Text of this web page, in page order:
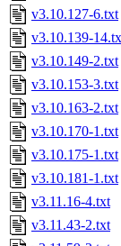
v3.10.127-6.txt
v3.10.139-
v3.10.149-2.txt
v3.10.153-3.txt
v3.10.163-2.txt
v3.10.170-1.txt
v3.10.175-1.txt
v3.10.181-1.txt
v3.11.16-4.txt
v3.11.43-2.txt